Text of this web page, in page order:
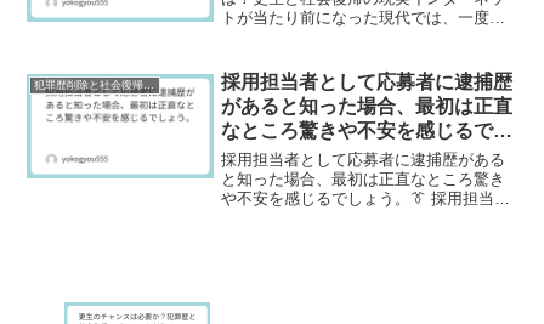
トが当たり前になった現代では、一度公
事件に関する情報は、検索すれば簡単に
見つかる状態になることも...
犯罪歴削除と社会復帰研究
採用担当者として応募者に逮捕歴
があると知った場合、最初は正直
なところ驚きや不安を感じるでし
ょう。
採用担当者として応募者に逮捕歴がある
と知った場合、最初は正直なところ驚き
や不安を感じるでしょう。👔 採用担当者